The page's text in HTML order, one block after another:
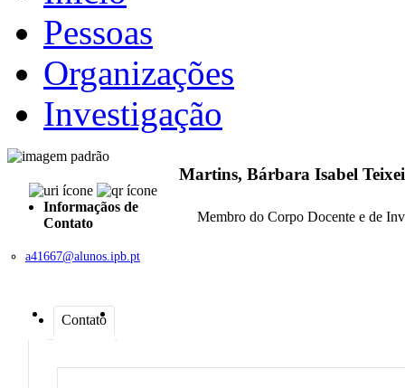
Pessoas
Organizações
Investigação
Informaçãos de
Contato
a41667@alunos.ipb.pt
Martins, Bárbara Isabel
Membro do Corpo Docente e de
Contato